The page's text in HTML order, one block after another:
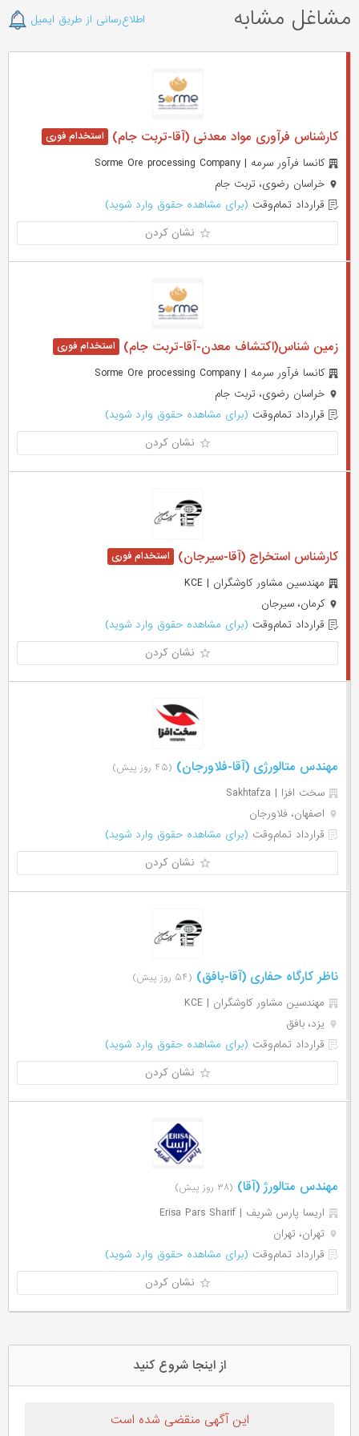
مشاغل مشابه اطلاع‌رسانی از طریق ایمیل
کارشناس فرآوری مواد معدنی (آقا-تربت جام)
کانسا فرآور سرمه | Sorme Ore processing Company
خراسان رضوی، تربت جام
قرارداد تمام‌وقت (برای مشاهده حقوق وارد شوید)
نشان کردن
زمین شناس(اکتشاف معدن-آقا-تربت جام)
کانسا فرآور سرمه | Sorme Ore processing Company
خراسان رضوی، تربت جام
قرارداد تمام‌وقت (برای مشاهده حقوق وارد شوید)
نشان کردن
کارشناس استخراج (آقا-سیرجان)
مهندسین مشاور کاوشگران | KCE
کرمان، سیرجان
قرارداد تمام‌وقت (برای مشاهده حقوق وارد شوید)
نشان کردن
مهندس متالورژی (آقا-فلاورجان) (۴۵ روز پیش)
سخت افزا | Sakhtafza
اصفهان، فلاورجان
قرارداد تمام‌وقت (برای مشاهده حقوق وارد شوید)
نشان کردن
ناظر کارگاه حفاری (آقا-بافق) (۵۴ روز پیش)
مهندسین مشاور کاوشگران | KCE
یزد، بافق
قرارداد تمام‌وقت (برای مشاهده حقوق وارد شوید)
نشان کردن
مهندس متالورژ (آقا) (۳۸ روز پیش)
اریسا پارس شریف | Erisa Pars Sharif
تهران، تهران
قرارداد تمام‌وقت (برای مشاهده حقوق وارد شوید)
نشان کردن
از اینجا شروع کنید
این آگهی منقضی شده است